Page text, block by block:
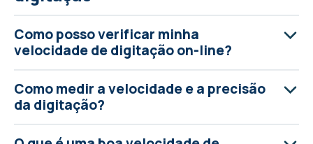
Como posso verificar minha
velocidade de digitação on-line?
Como medir a velocidade e a precisão
da digitação?